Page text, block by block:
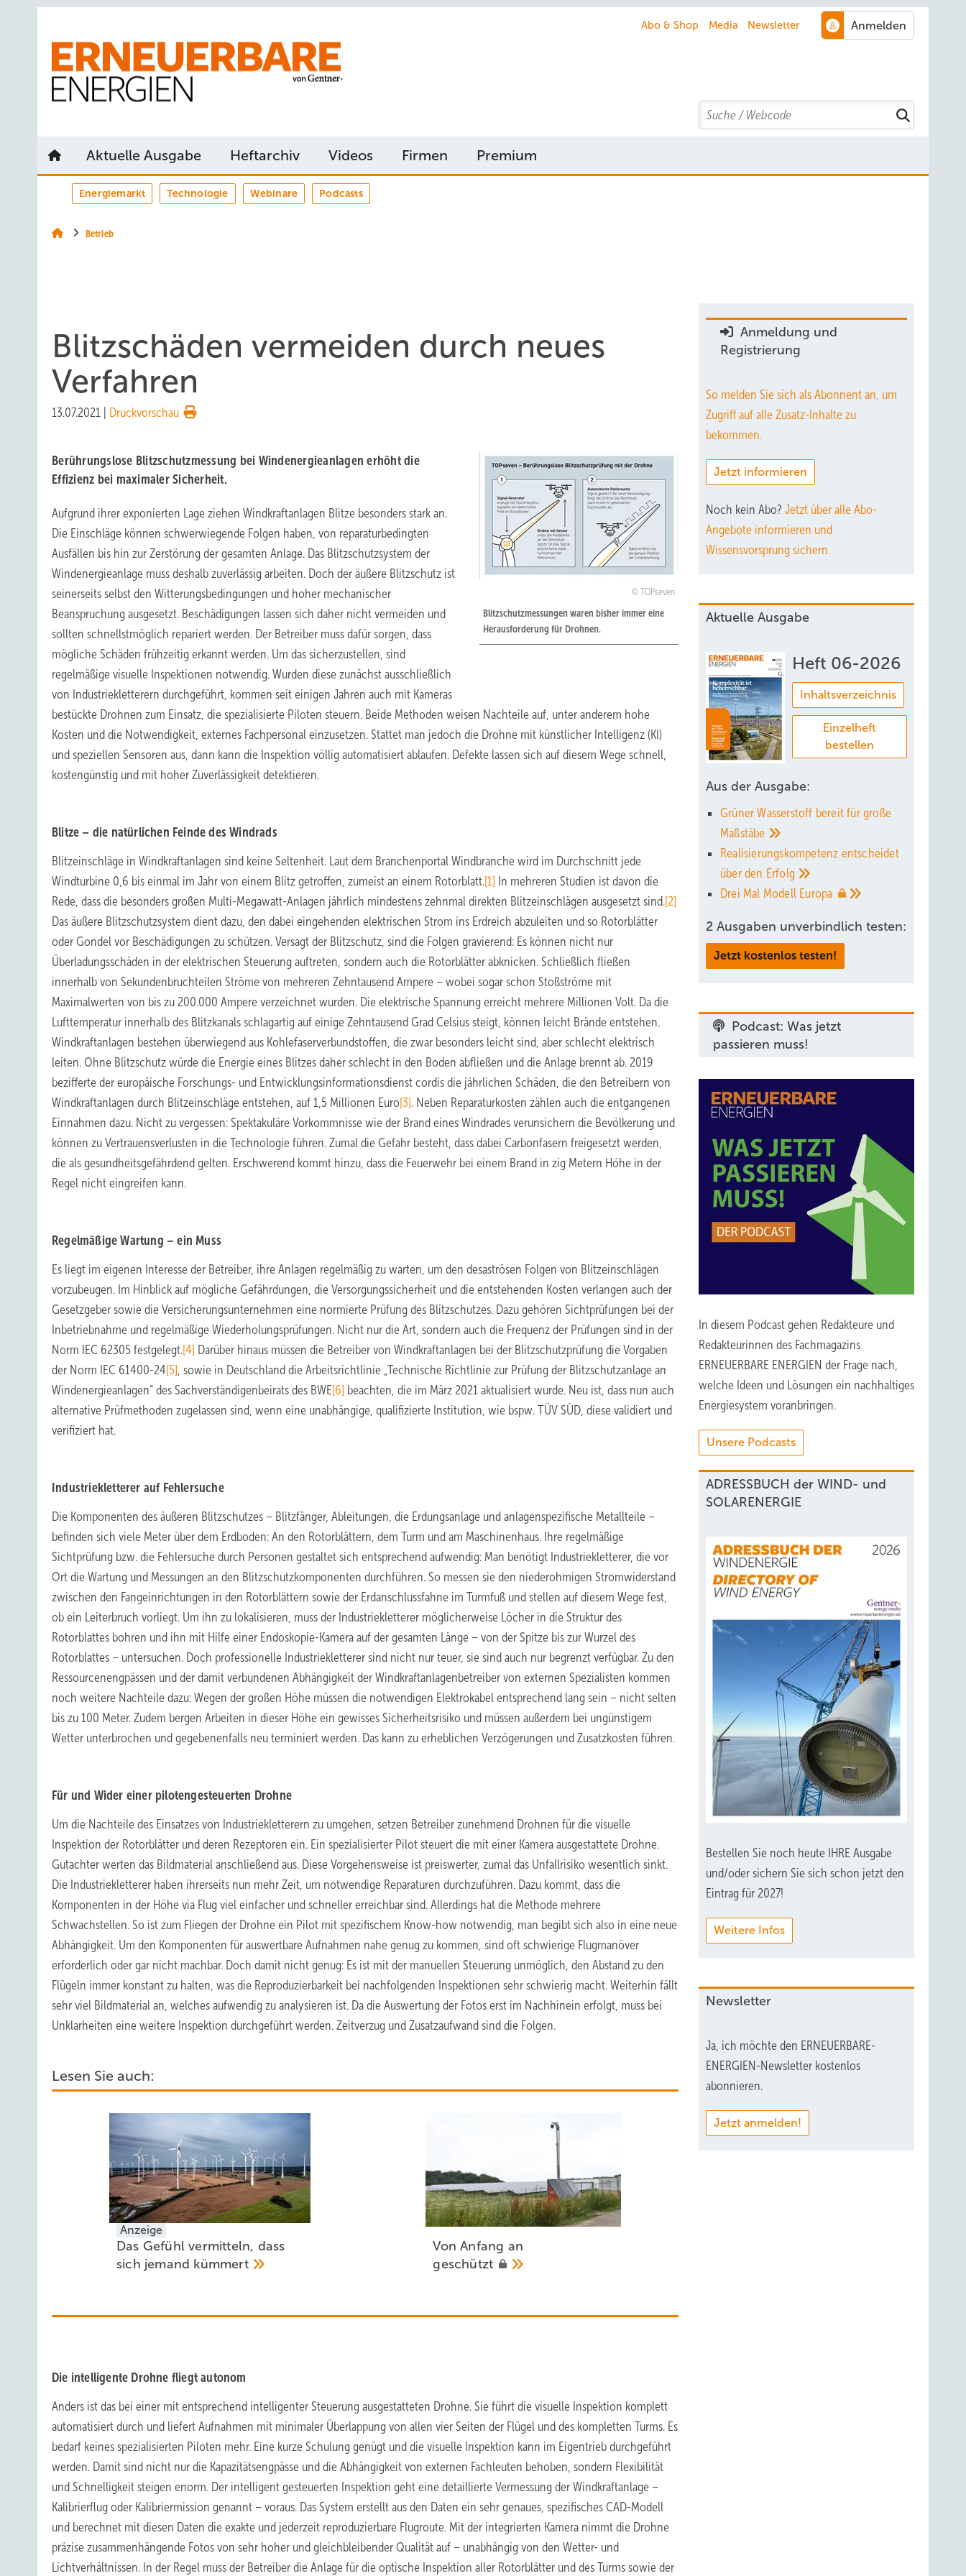
Abo & Shop Media Newsletter
Search
Aktuelle Ausgabe Heftarchiv Videos Firmen Premium
Energiemarkt Technologie Webinare Podcasts
Betrieb
Blitzschäden vermeiden durch neues
Verfahren
13.07.2021 Druckvorschau
TOPseven
Blitzschutzmessungen waren bisher immer eine
Herausforderung für Drohnen.
Berührungslose Blitzschutzmessung bei Windenergieanlagen erhöht die
Effizienz bei maximaler Sicherheit.
Aufgrund ihrer exponierten Lage ziehen Windkraftanlagen Blitze besonders stark an.
Die Einschläge können schwerwiegende Folgen haben, von reparaturbedingten
Ausfällen bis hin zur Zerstörung der gesamten Anlage. Das Blitzschutzsystem der
Windenergieanlage muss deshalb zuverlässig arbeiten. Doch der äußere Blitzschutz ist
seinerseits selbst den Witterungsbedingungen und hoher mechanischer
Beanspruchung ausgesetzt. Beschädigungen lassen sich daher nicht vermeiden und
sollten schnellstmöglich repariert werden. Der Betreiber muss dafür sorgen, dass
mögliche Schäden frühzeitig erkannt werden. Um das sicherzustellen, sind
regelmäßige visuelle Inspektionen notwendig. Wurden diese zunächst ausschließlich
von Industriekletterern durchgeführt, kommen seit einigen Jahren auch mit Kameras
bestückte Drohnen zum Einsatz, die spezialisierte Piloten steuern. Beide Methoden weisen Nachteile auf, unter anderem hohe
Kosten und die Notwendigkeit, externes Fachpersonal einzusetzen. Stattet man jedoch die Drohne mit künstlicher Intelligenz (KI)
und speziellen Sensoren aus, dann kann die Inspektion völlig automatisiert ablaufen. Defekte lassen sich auf diesem Wege schnell,
kostengünstig und mit hoher Zuverlässigkeit detektieren.
Blitze – die natürlichen Feinde des Windrads
Blitzeinschläge in Windkraftanlagen sind keine Seltenheit. Laut dem Branchenportal Windbranche wird im Durchschnitt jede
Windturbine 0,6 bis einmal im Jahr von einem Blitz getroffen, zumeist an einem Rotorblatt.[1] In mehreren Studien ist davon die
Rede, dass die besonders großen Multi-Megawatt-Anlagen jährlich mindestens zehnmal direkten Blitzeinschlägen ausgesetzt sind.[2]
Das äußere Blitzschutzsystem dient dazu, den dabei eingehenden elektrischen Strom ins Erdreich abzuleiten und so Rotorblätter
oder Gondel vor Beschädigungen zu schützen. Versagt der Blitzschutz, sind die Folgen gravierend: Es können nicht nur
Überladungsschäden in der elektrischen Steuerung auftreten, sondern auch die Rotorblätter abknicken. Schließlich fließen
innerhalb von Sekundenbruchteilen Ströme von mehreren Zehntausend Ampere – wobei sogar schon Stoßströme mit
Maximalwerten von bis zu 200.000 Ampere verzeichnet wurden. Die elektrische Spannung erreicht mehrere Millionen Volt. Da die
Lufttemperatur innerhalb des Blitzkanals schlagartig auf einige Zehntausend Grad Celsius steigt, können leicht Brände entstehen.
Windkraftanlagen bestehen überwiegend aus Kohlefaserverbundstoffen, die zwar besonders leicht sind, aber schlecht elektrisch
leiten. Ohne Blitzschutz würde die Energie eines Blitzes daher schlecht in den Boden abfließen und die Anlage brennt ab. 2019
bezifferte der europäische Forschungs- und Entwicklungsinformationsdienst cordis die jährlichen Schäden, die den Betreibern von
Windkraftanlagen durch Blitzeinschläge entstehen, auf 1,5 Millionen Euro[3]. Neben Reparaturkosten zählen auch die entgangenen
Einnahmen dazu. Nicht zu vergessen: Spektakuläre Vorkommnisse wie der Brand eines Windrades verunsichern die Bevölkerung und
können zu Vertrauensverlusten in die Technologie führen. Zumal die Gefahr besteht, dass dabei Carbonfasern freigesetzt werden,
die als gesundheitsgefährdend gelten. Erschwerend kommt hinzu, dass die Feuerwehr bei einem Brand in zig Metern Höhe in der
Regel nicht eingreifen kann.
Regelmäßige Wartung – ein Muss
Es liegt im eigenen Interesse der Betreiber, ihre Anlagen regelmäßig zu warten, um den desaströsen Folgen von Blitzeinschlägen
vorzubeugen. Im Hinblick auf mögliche Gefährdungen, die Versorgungssicherheit und die entstehenden Kosten verlangen auch der
Gesetzgeber sowie die Versicherungsunternehmen eine normierte Prüfung des Blitzschutzes. Dazu gehören Sichtprüfungen bei der
Inbetriebnahme und regelmäßige Wiederholungsprüfungen. Nicht nur die Art, sondern auch die Frequenz der Prüfungen sind in der
Norm IEC 62305 festgelegt.[4] Darüber hinaus müssen die Betreiber von Windkraftanlagen bei der Blitzschutzprüfung die Vorgaben
der Norm IEC 61400-24[5], sowie in Deutschland die Arbeitsrichtlinie „Technische Richtlinie zur Prüfung der Blitzschutzanlage an
Windenergieanlagen“ des Sachverständigenbeirats des BWE[6] beachten, die im März 2021 aktualisiert wurde. Neu ist, dass nun auch
alternative Prüfmethoden zugelassen sind, wenn eine unabhängige, qualifizierte Institution, wie bspw. TÜV SÜD, diese validiert und
verifiziert hat.
Industriekletterer auf Fehlersuche
Die Komponenten des äußeren Blitzschutzes – Blitzfänger, Ableitungen, die Erdungsanlage und anlagenspezifische Metallteile –
befinden sich viele Meter über dem Erdboden: An den Rotorblättern, dem Turm und am Maschinenhaus. Ihre regelmäßige
Sichtprüfung bzw. die Fehlersuche durch Personen gestaltet sich entsprechend aufwendig: Man benötigt Industriekletterer, die vor
Ort die Wartung und Messungen an den Blitzschutzkomponenten durchführen. So messen sie den niederohmigen Stromwiderstand
zwischen den Fangeinrichtungen in den Rotorblättern sowie der Erdanschlussfahne im Turmfuß und stellen auf diesem Wege fest,
ob ein Leiterbruch vorliegt. Um ihn zu lokalisieren, muss der Industriekletterer möglicherweise Löcher in die Struktur des
Rotorblattes bohren und ihn mit Hilfe einer Endoskopie-Kamera auf der gesamten Länge – von der Spitze bis zur Wurzel des
Rotorblattes – untersuchen. Doch professionelle Industriekletterer sind nicht nur teuer, sie sind auch nur begrenzt verfügbar. Zu den
Ressourcenengpässen und der damit verbundenen Abhängigkeit der Windkraftanlagenbetreiber von externen Spezialisten kommen
noch weitere Nachteile dazu: Wegen der großen Höhe müssen die notwendigen Elektrokabel entsprechend lang sein – nicht selten
bis zu 100 Meter. Zudem bergen Arbeiten in dieser Höhe ein gewisses Sicherheitsrisiko und müssen außerdem bei ungünstigem
Wetter unterbrochen und gegebenenfalls neu terminiert werden. Das kann zu erheblichen Verzögerungen und Zusatzkosten führen.
Für und Wider einer pilotengesteuerten Drohne
Um die Nachteile des Einsatzes von Industriekletterern zu umgehen, setzen Betreiber zunehmend Drohnen für die visuelle
Inspektion der Rotorblätter und deren Rezeptoren ein. Ein spezialisierter Pilot steuert die mit einer Kamera ausgestattete Drohne.
Gutachter werten das Bildmaterial anschließend aus. Diese Vorgehensweise ist preiswerter, zumal das Unfallrisiko wesentlich sinkt.
Die Industriekletterer haben ihrerseits nun mehr Zeit, um notwendige Reparaturen durchzuführen. Dazu kommt, dass die
Komponenten in der Höhe via Flug viel einfacher und schneller erreichbar sind. Allerdings hat die Methode mehrere
Schwachstellen. So ist zum Fliegen der Drohne ein Pilot mit spezifischem Know-how notwendig, man begibt sich also in eine neue
Abhängigkeit. Um den Komponenten für auswertbare Aufnahmen nahe genug zu kommen, sind oft schwierige Flugmanöver
erforderlich oder gar nicht machbar. Doch damit nicht genug: Es ist mit der manuellen Steuerung unmöglich, den Abstand zu den
Flügeln immer konstant zu halten, was die Reproduzierbarkeit bei nachfolgenden Inspektionen sehr schwierig macht. Weiterhin fällt
sehr viel Bildmaterial an, welches aufwendig zu analysieren ist. Da die Auswertung der Fotos erst im Nachhinein erfolgt, muss bei
Unklarheiten eine weitere Inspektion durchgeführt werden. Zeitverzug und Zusatzaufwand sind die Folgen.
Lesen Sie auch:
Anzeige
Das Gefühl vermitteln, dass
sich jemand kümmert
Von Anfang an
geschützt
Die intelligente Drohne fliegt autonom
Anders ist das bei einer mit entsprechend intelligenter Steuerung ausgestatteten Drohne. Sie führt die visuelle Inspektion komplett
automatisiert durch und liefert Aufnahmen mit minimaler Überlappung von allen vier Seiten der Flügel und des kompletten Turms. Es
bedarf keines spezialisierten Piloten mehr. Eine kurze Schulung genügt und die visuelle Inspektion kann im Eigentrieb durchgeführt
werden. Damit sind nicht nur die Kapazitätsengpässe und die Abhängigkeit von externen Fachleuten behoben, sondern Flexibilität
und Schnelligkeit steigen enorm. Der intelligent gesteuerten Inspektion geht eine detaillierte Vermessung der Windkraftanlage –
Kalibrierflug oder Kalibriermission genannt – voraus. Das System erstellt aus den Daten ein sehr genaues, spezifisches CAD-Modell
und berechnet mit diesen Daten die exakte und jederzeit reproduzierbare Flugroute. Mit der integrierten Kamera nimmt die Drohne
präzise zusammenhängende Fotos von sehr hoher und gleichbleibender Qualität auf – unabhängig von den Wetter- und
Lichtverhältnissen. In der Regel muss der Betreiber die Anlage für die optische Inspektion aller Rotorblätter und des Turms sowie der
Anmeldung und
Registrierung
So melden Sie sich als Abonnent an, um
Zugriff auf alle Zusatz-Inhalte zu
bekommen.
Jetzt informieren
Noch kein Abo? Jetzt über alle Abo-
Angebote informieren und
Wissensvorsprung sichern.
Aktuelle Ausgabe
Heft 06-2026
Inhaltsverzeichnis
Einzelheft
bestellen
Aus der Ausgabe:
Grüner Wasserstoff bereit für große
Maßstäbe
Realisierungskompetenz entscheidet
über den Erfolg
Drei Mal Modell Europa
2 Ausgaben unverbindlich testen:
Jetzt kostenlos testen!
Podcast: Was jetzt
passieren muss!
In diesem Podcast gehen Redakteure und
Redakteurinnen des Fachmagazins
ERNEUERBARE ENERGIEN der Frage nach,
welche Ideen und Lösungen ein nachhaltiges
Energiesystem voranbringen.
Unsere Podcasts
ADRESSBUCH der WIND- und
SOLARENERGIE
Bestellen Sie noch heute IHRE Ausgabe
und/oder sichern Sie sich schon jetzt den
Eintrag für 2027!
Weitere Infos
Newsletter
Ja, ich möchte den ERNEUERBARE-
ENERGIEN-Newsletter kostenlos
abonnieren.
Jetzt anmelden!